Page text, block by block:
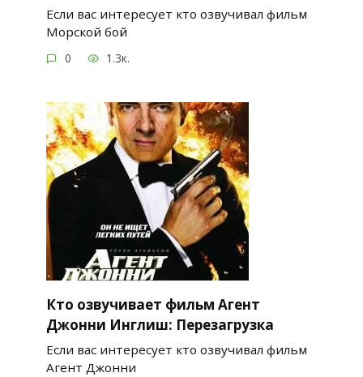
Если вас интересует кто озвучивал фильм
Морской бой
0 1.3к.
Кто озвучивает фильм Агент
Джонни Инглиш: Перезагрузка
Если вас интересует кто озвучивал фильм
Агент Джонни